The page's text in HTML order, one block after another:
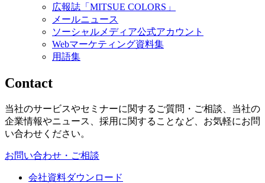
広報誌「MITSUE COLORS」
メールニュース
ソーシャルメディア公式アカウント
Webマーケティング資料集
用語集
Contact
当社のサービスやセミナーに関するご質問・ご相談、当社の
企業情報やニュース、採用に関することなど、お気軽にお問
い合わせください。
お問い合わせ・ご相談
会社資料ダウンロード